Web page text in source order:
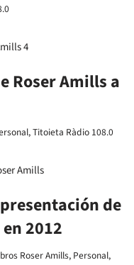
Roser Amills a
,Titoieta Ràdio 108.0
de
2012
Roser Amills, Personal,